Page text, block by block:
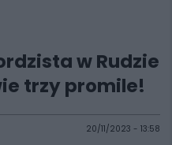
w Rudzie
trzy promile!
20/11/2023 - 13:58